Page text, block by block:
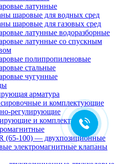
латунные
шаровые для водных сред
шаровые для газовых сред
латунные водоразборные
латунные со спускным
полипропиленовые
стальные
чугунные
арматура
и комплектующие
регулирующие
и комплектующие
(65-100) — двухпозиционные
электромагнитные клапаны